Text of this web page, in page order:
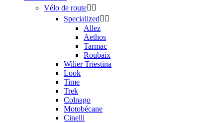
Vélo de route 
Specialized 
Allez
Aethos
Tarmac
Roubaix
Wilier Triestina
Look
Time
Trek
Colnago
Motobécane
Cinelli